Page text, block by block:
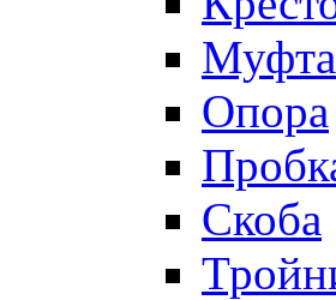
Муфта
Опора
Скоба